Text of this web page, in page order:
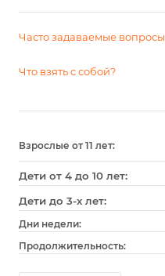
Часто задаваемые вопросы
Что взять с собой?
Взрослые от 11 лет:
Дети от 4 до 10 лет:
Дети до 3-х лет:
Дни недели:
Продолжительность: